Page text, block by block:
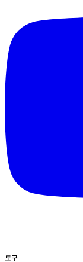
도구